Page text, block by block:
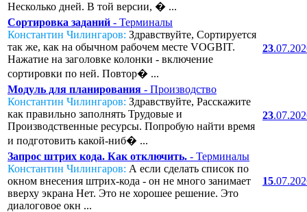
Несколько дней. В той версии, � ...
Сортировка заданий - Терминалы
Константин Чилингаров: Здравствуйте, Сортируется
так же, как на обычном рабочем месте VOGBIT.
Нажатие на заголовке колонки - включение
сортировки по ней. Повтор� ...
23
Модуль для планирования - Производство
Константин Чилингаров: Здравствуйте, Расскажите
как правильно заполнять Трудовые и
Производственные ресурсы. Попробую найти время
и подготовить какой-ниб� ...
23
Запрос штрих кода. Как отключить. - Терминалы
Константин Чилингаров: А если сделать список по
окном внесения штрих-кода - он не много занимает
вверху экрана Нет. Это не хорошее решение. Это
диалоговое окн ...
15